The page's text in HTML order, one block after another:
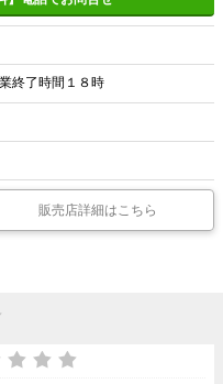
終了時間１８時
販売店詳細はこちら